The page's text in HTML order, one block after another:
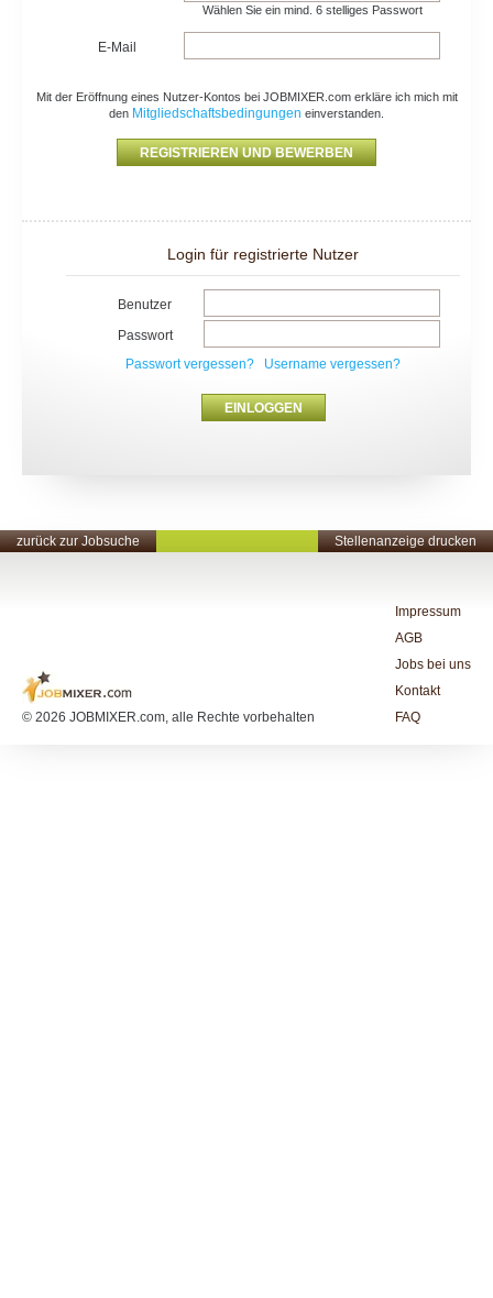
Wählen Sie ein mind. 6 stelliges Passwort
E-Mail
Mit der Eröffnung eines Nutzer-Kontos bei JOBMIXER.com erkläre ich mich mit
den Mitgliedschaftsbedingungen einverstanden.
Login für registrierte Nutzer
Benutzer
Passwort
Passwort vergessen?
Username vergessen?
zurück zur Jobsuche Stellenanzeige drucken
© 2026 JOBMIXER.com, alle Rechte vorbehalten
Impressum
AGB
Jobs bei uns
Kontakt
FAQ